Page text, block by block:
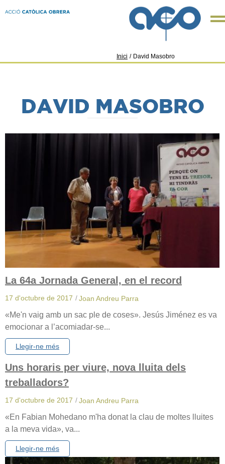
Inici / David Masobro
DAVID MASOBRO
La 64a Jornada General, en el record
17 d'octubre de 2017 /Joan Andreu Parra
«Me'n vaig amb un sac ple de coses». Jesús Jiménez es va
emocionar a l’acomiadar-se...
Llegir-ne més
Uns horaris per viure, nova lluita dels
treballadors?
17 d'octubre de 2017 /Joan Andreu Parra
«En Fabian Mohedano m'ha donat la clau de moltes lluites
a la meva vida», va...
Llegir-ne més